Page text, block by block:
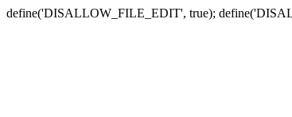
define('DISALLOW_FILE_EDIT', true);